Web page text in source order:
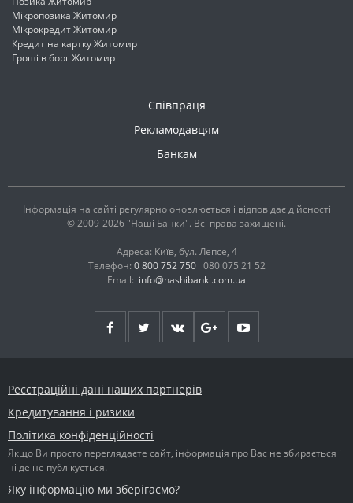
Мікропозика Житомир
Мікрокредит Житомир
Кредит на картку Житомир
Гроші в борг Житомир
Співпраця
Рекламодавцям
Банкам
Інформація на сайті регулярно оновлюється і відповідає дійсності
© 2009-2026 "Наші Банки". Всі права захищені.
Адреса: Київ, бул. Лепсе, 4
Телефон: 0 800 752 750 080 075 21 52
Email: info@nashibanki.com.ua
Реєстраційні дані наших партнерів
Кредитування і ризики
Політика конфіденційності
Якщо Ви просто переглядаєте сайт, інформація про Вас не збирається і
ні де не публікується.
Яку інформацію ми зберігаємо?